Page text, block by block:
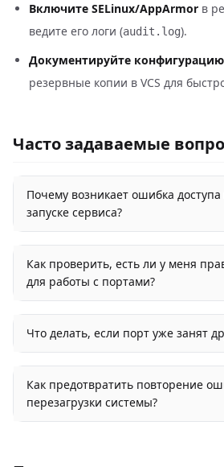
Включите SELinux/AppArmor в
ведите его логи (audit.log).
Документируйте
резервные копии в VCS для
Часто задаваемые
Почему возникает ошибка
запуске сервиса?
Как проверить, есть ли у меня
для работы с портами?
Что делать, если порт уже занят
Как предотвратить повторение
перезагрузки системы?